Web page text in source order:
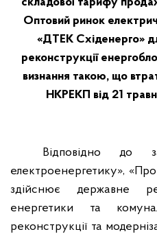
Оптовий ринок
«ДТЕК Східенерго»
реконструкції
визнання такою, що
НКРЕКП від 21
Відповідно до
електроенергетику»,
здійснює державне
енергетики та
реконструкції та